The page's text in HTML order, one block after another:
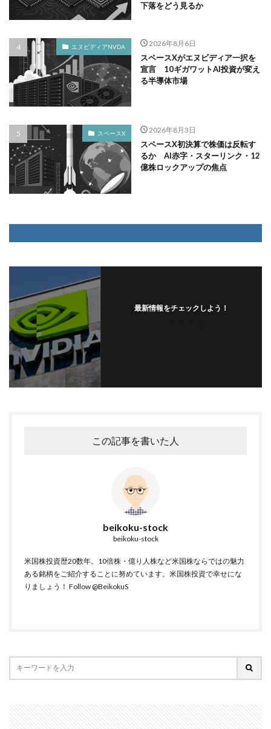
下落をどう見るか
エヌビディアNVDA 2026年8月6日
スペースXがエヌビディア一択を
宣言 10ギガワットAI投資が変え
る半導体市場
スペースX 2026年8月3日
スペースX初決算で株価は反転す
るか AI赤字・スターリンク・12
億株ロックアップの焦点
最新情報をチェックしよう！
この記事を書いた人
beikoku-stock
beikoku-stock
米国株投資歴20数年。10倍株・億り人株など米国株ならではの魅力
ある銘柄をご紹介することに努めています。米国株投資で幸せにな
りましょう！ Follow @BeikokuS